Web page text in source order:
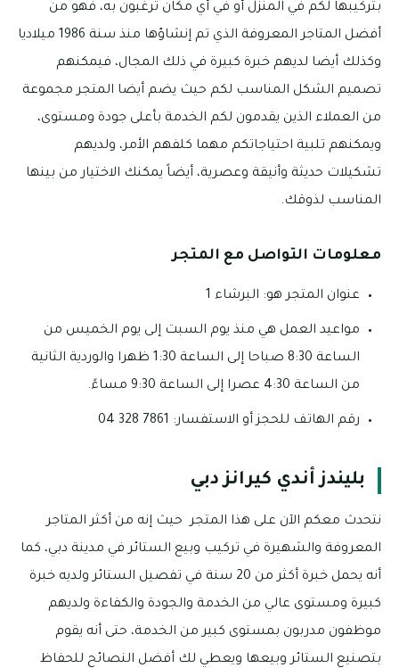
بتركيبها لكم في المنزل أو في أي مكان ترغبون به، فهو من
أفضل المتاجر المعروفة الذي تم إنشاؤها منذ سنة 1986 ميلاديا
وكذلك أيضا لديهم خبرة كبيرة في ذلك المجال، فيمكنهم
تصميم الشكل المناسب لكم حيث يضم أيضا المتجر مجموعة
من العملاء الذين يقدمون لكم الخدمة بأعلى جودة ومستوى،
ويمكنهم تلبية احتياجاتكم مهما كلفهم الأمر، ولديهم
تشكيلات حديثة وأنيقة وعصرية، أيضاً يمكنك الاختيار من بينها
المناسب لذوقك.
معلومات التواصل مع المتجر
عنوان المتجر هو: البرشاء 1
مواعيد العمل هي منذ يوم السبت إلى يوم الخميس من
الساعة 8:30 صباحا إلى الساعة 1:30 ظهرا والوردية الثانية
من الساعة 4:30 عصرا إلى الساعة 9:30 مساءً.
رقم الهاتف للحجز أو الاستفسار: 7861 328 04
بليندز أندي كيرانز دبي
نتحدث معكم الآن على هذا المتجر حيث إنه من أكثر المتاجر
المعروفة والشهيرة في تركيب وبيع الستائر في مدينة دبي، كما
أنه يحمل خبرة أكثر من 20 سنة في تفصيل الستائر ولديه خبرة
كبيرة ومستوى عالي من الخدمة والجودة والكفاءة ولديهم
موظفون مدربون بمستوى كبير من الخدمة، حتى أنه يقوم
بتصنيع الستائر وبيعها ويعطي لك أفضل النصائح للحفاظ